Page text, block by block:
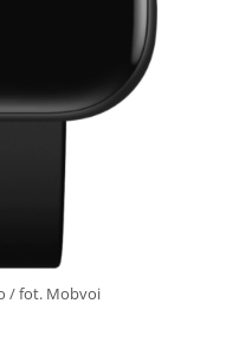
/ fot. Mobvoi